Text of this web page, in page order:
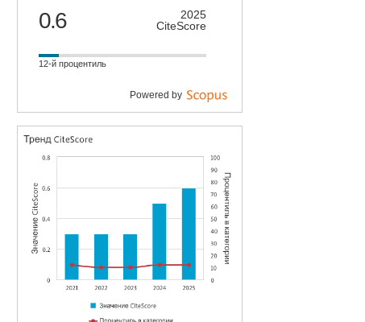
0.6
2025
CiteScore
12-й процентиль
Powered by